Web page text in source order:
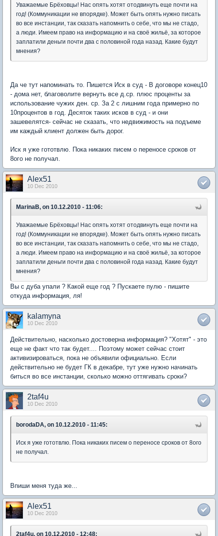
Уважаемые Брёховцы! Нас опять хотят отодвинуть еще почти на
год! (Коммуникации не впорядке). Может быть опять нужно писать
во все инстанции, так сказать напомнить о себе, что мы не стадо,
а люди. Имеем право на информацию и на своё жильё, за которое
заплатили деньги почти два с половиной года назад. Какие будут
мнения?
Да че тут напоминать то. Пишется Иск в суд - В договоре конец10
- дома нет, благоволите вернуть все д.ср. плюс проценты за
использование чужих ден. ср. За 2 с лишним года примерно по
10процентов в год. Десяток таких исков в суд - и они
зашевелятся- сейчас не сказать, что недвижимость на подъеме
им каждый клиент должен быть дорог.
Иск я уже гототвлю. Пока никаких писем о переносе сроков от
8ого не получал.
Alex51
10 Dec 2010
MarinaB, on 10.12.2010 - 11:06:
Уважаемые Брёховцы! Нас опять хотят отодвинуть еще почти на
год! (Коммуникации не впорядке). Может быть опять нужно писать
во все инстанции, так сказать напомнить о себе, что мы не стадо,
а люди. Имеем право на информацию и на своё жильё, за которое
заплатили деньги почти два с половиной года назад. Какие будут
мнения?
Вы с дуба упали ? Какой еще год ? Пускаете пулю - пишите
откуда информация, ля!
kalamyna
10 Dec 2010
Действительно, насколько достоверна информация? "Хотят" - это
еще не факт что так будет.... Поэтому может сейчас стоит
активизироваться, пока не объявили официально. Если
действительно не будет ГК в декабре, тут уже нужно начинать
биться во все инстанции, сколько можно оттягивать сроки?
2taf4u
10 Dec 2010
borodaDA, on 10.12.2010 - 11:45:
Иск я уже гототвлю. Пока никаких писем о переносе сроков от 8ого
не получал.
Впиши меня туда же...
Alex51
10 Dec 2010
2taf4u, on 10.12.2010 - 12:48: